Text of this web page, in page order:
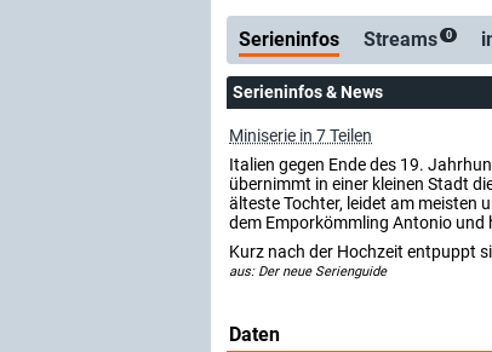
Serieninfos Streams 0
Serieninfos & News
Miniserie in 7 Teilen
Italien gegen Ende des 19.
übernimmt in einer kleinen Stadt
älteste Tochter, leidet am meisten
dem Emporkömmling Antonio und
Kurz nach der Hochzeit entpuppt
aus: Der neue Serienguide
Daten